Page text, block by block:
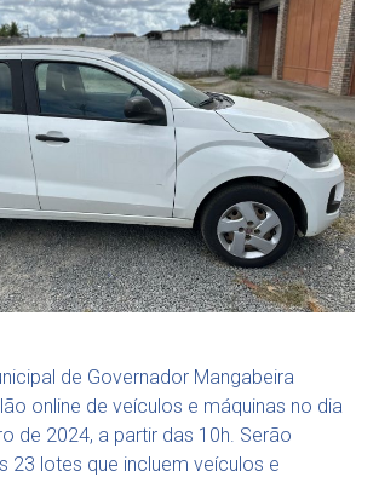
de Governador Mangabeira
online de veículos e máquinas no dia
de 2024, a partir das 10h. Serão
23 lotes que incluem veículos e